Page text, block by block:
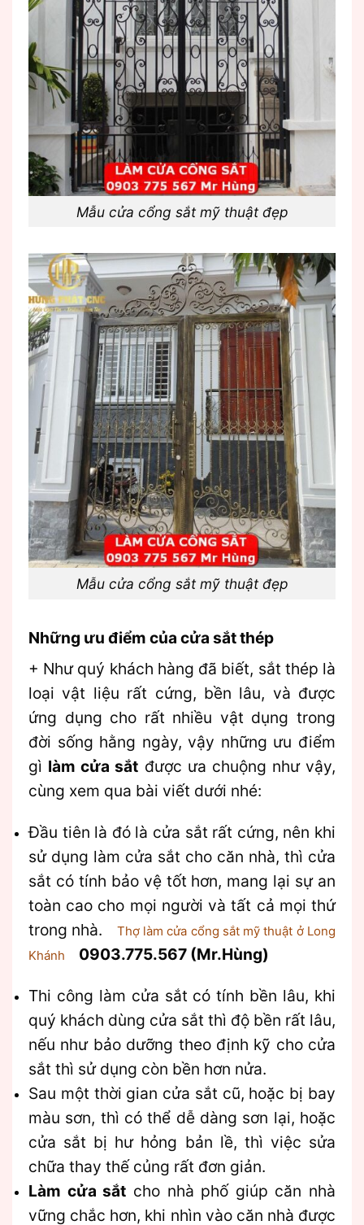
Mẫu cửa cổng sắt mỹ thuật đẹp
Mẫu cửa cổng sắt mỹ thuật đẹp
Những ưu điểm của cửa sắt thép
+ Như quý khách hàng đã biết, sắt thép là
loại vật liệu rất cứng, bền lâu, và được
ứng dụng cho rất nhiều vật dụng trong
đời sống hằng ngày, vậy những ưu điểm
gì làm cửa sắt được ưa chuộng như vậy,
cùng xem qua bài viết dưới nhé:
Đầu tiên là đó là cửa sắt rất cứng, nên khi
sử dụng làm cửa sắt cho căn nhà, thì cửa
sắt có tính bảo vệ tốt hơn, mang lại sự an
toàn cao cho mọi người và tất cả mọi thứ
trong nhà.
Thợ làm cửa cổng sắt mỹ thuật ở Long
Khánh
0903.775.567 (Mr.Hùng)
Thi công làm cửa sắt có tính bền lâu, khi
quý khách dùng cửa sắt thì độ bền rất lâu,
nếu như bảo dưỡng theo định kỹ cho cửa
sắt thì sử dụng còn bền hơn nửa.
Sau một thời gian cửa sắt cũ, hoặc bị bay
màu sơn, thì có thể dễ dàng sơn lại, hoặc
cửa sắt bị hư hỏng bản lề, thì việc sửa
chữa thay thế củng rất đơn giản.
Làm cửa sắt cho nhà phố giúp căn nhà
vững chắc hơn, khi nhìn vào căn nhà được